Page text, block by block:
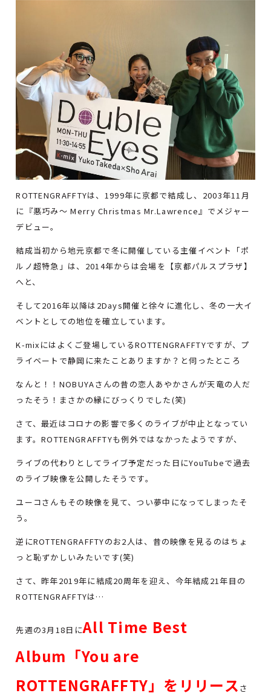
ROTTENGRAFFTYは、1999年に京都で結成し、2003年11月
に『悪巧み～ Merry Christmas Mr.Lawrence』でメジャー
デビュー。
結成当初から地元京都で冬に開催している主催イベント「ポ
ルノ超特急」は、2014年からは会場を【京都パルスプラザ】
へと、
そして2016年以降は2Days開催と徐々に進化し、冬の一大イ
ベントとしての地位を確立しています。
K-mixにはよくご登場しているROTTENGRAFFTYですが、プ
ライベートで静岡に来たことありますか？と伺ったところ
なんと！！NOBUYAさんの昔の恋人あやかさんが天竜の人だ
ったそう！まさかの縁にびっくりでした(笑)
さて、最近はコロナの影響で多くのライブが中止となってい
ます。ROTTENGRAFFTYも例外ではなかったようですが、
ライブの代わりとしてライブ予定だった日にYouTubeで過去
のライブ映像を公開したそうです。
ユーコさんもその映像を見て、つい夢中になってしまったそ
う。
逆にROTTENGRAFFTYのお2人は、昔の映像を見るのはちょ
っと恥ずかしいみたいです(笑)
さて、昨年2019年に結成20周年を迎え、今年結成21年目の
ROTTENGRAFFTYは…
先週の3月18日にAll Time Best
Album「You are
ROTTENGRAFFTY」をリリース さ